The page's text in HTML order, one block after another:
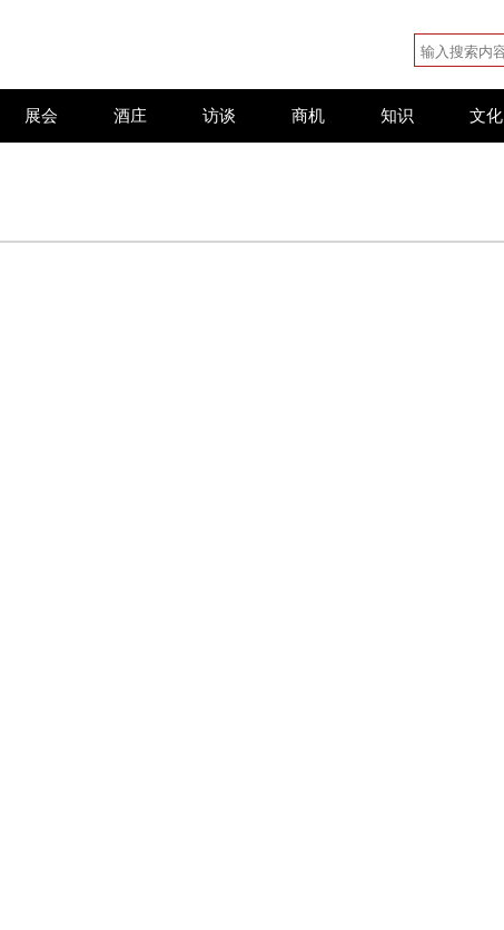
展会 酒庄 访谈 商机 知识 文化